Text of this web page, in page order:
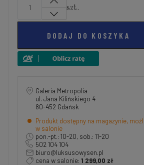
szt.
DODAJ DO KOSZYKA
Galeria Metropolia
ul. Jana Kilińskiego 4
80-452 Gdańsk
Produkt dostępny na magazynie,
w salonie
pon.-pt.: 10-20, sob.: 11-20
502 104 104
biuro@luksusowysen.pl
cena w salonie: 1 299,00 zł